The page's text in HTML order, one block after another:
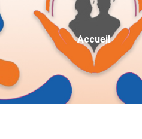
Fil
D'Ariane
Accueil